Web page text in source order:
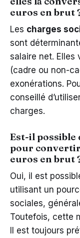
euros en brut
Les charges
sont
salaire net. Elles
(cadre ou non-
exonérations.
conseillé
charges.
Est-il possible
pour convertir
euros en brut
Oui, il est
utilisant un
sociales,
Toutefois, cette
Il est toujours